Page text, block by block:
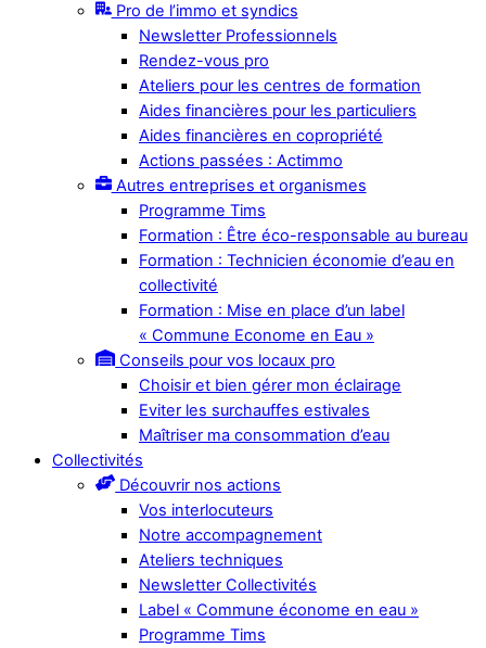
Pro de l’immo et syndics
Newsletter Professionnels
Rendez-vous pro
Ateliers pour les centres de formation
Aides financières pour les particuliers
Aides financières en copropriété
Actions passées : Actimmo
Autres entreprises et organismes
Programme Tims
Formation : Être éco-responsable au bureau
Formation : Technicien économie d’eau en
collectivité
Formation : Mise en place d’un label
« Commune Econome en Eau »
Conseils pour vos locaux pro
Choisir et bien gérer mon éclairage
Eviter les surchauffes estivales
Maîtriser ma consommation d’eau
Collectivités
Découvrir nos actions
Vos interlocuteurs
Notre accompagnement
Ateliers techniques
Newsletter Collectivités
Label « Commune économe en eau »
Programme Tims